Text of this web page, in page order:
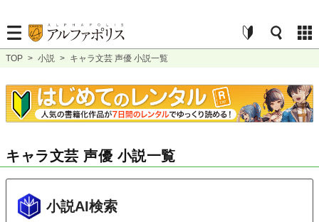
TOP > 小説 > キャラ文芸 声優 小説一覧
キャラ文芸 声優 小説一覧
小説AI検索